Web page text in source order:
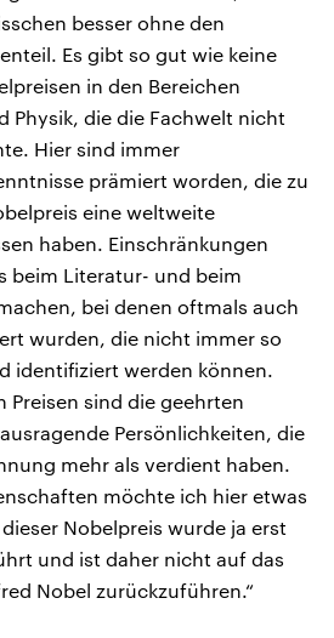
besser ohne den
Es gibt so gut wie keine
in den Bereichen
Physik, die die Fachwelt nicht
Hier sind immer
prämiert worden, die zu
eine weltweite
haben. Einschränkungen
beim Literatur- und beim
bei denen oftmals auch
wurden, die nicht immer so
identifiziert werden können.
Preisen sind die geehrten
Persönlichkeiten, die
mehr als verdient haben.
möchte ich hier etwas
Nobelpreis wurde ja erst
und ist daher nicht auf das
Nobel zurückzuführen.“